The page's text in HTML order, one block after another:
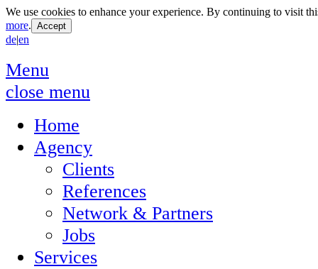
We use cookies to enhance your experience. By continuing to visit
more.
de|en
Menu
close menu
Home
Agency
Clients
References
Network & Partners
Jobs
Services